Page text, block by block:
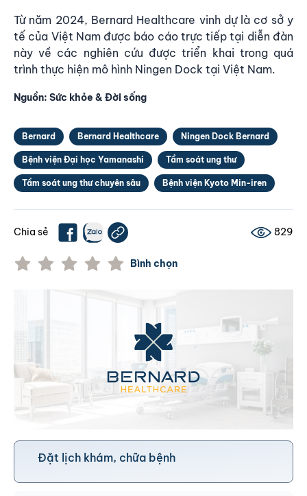
Từ năm 2024, Bernard Healthcare vinh dự là cơ sở y
tế của Việt Nam được báo cáo trực tiếp tại diễn đàn
này về các nghiên cứu được triển khai trong quá
trình thực hiện mô hình Ningen Dock tại Việt Nam.
Nguồn: Sức khỏe & Đời sống
Bernard Bernard Healthcare Ningen Dock Bernard
Bệnh viện Đại học Yamanashi Tầm soát ung thư
Tầm soát ung thư chuyên sâu Bệnh viện Kyoto Min-iren
Chia sẻ 829
Bình chọn
Đặt lịch khám, chữa bệnh